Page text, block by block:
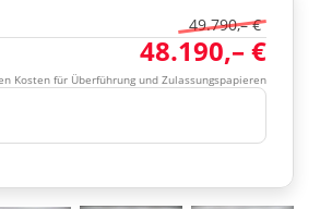
49.790,– €
48.190,– €
Kosten für Überführung und Zulassungspapieren